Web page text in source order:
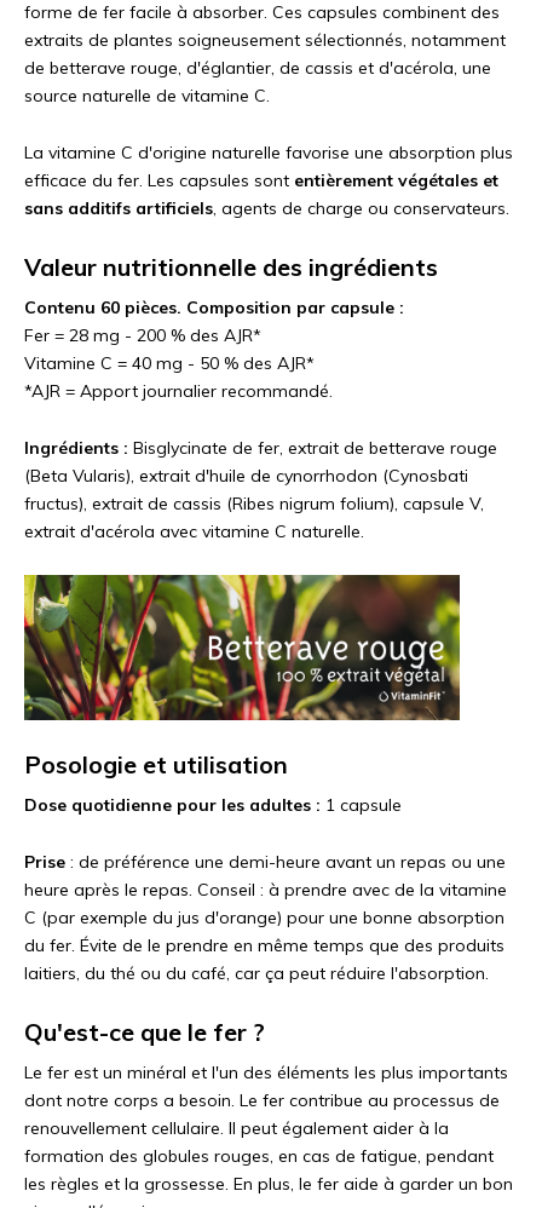
forme de fer facile à absorber. Ces capsules combinent des
extraits de plantes soigneusement sélectionnés, notamment
de betterave rouge, d'églantier, de cassis et d'acérola, une
source naturelle de vitamine C.
La vitamine C d'origine naturelle favorise une absorption plus
efficace du fer. Les capsules sont entièrement végétales et
sans additifs artificiels, agents de charge ou conservateurs.
Valeur nutritionnelle des ingrédients
Contenu 60 pièces. Composition par capsule :
Fer = 28 mg - 200 % des AJR*
Vitamine C = 40 mg - 50 % des AJR*
*AJR = Apport journalier recommandé.
Ingrédients : Bisglycinate de fer, extrait de betterave rouge
(Beta Vularis), extrait d'huile de cynorrhodon (Cynosbati
fructus), extrait de cassis (Ribes nigrum folium), capsule V,
extrait d'acérola avec vitamine C naturelle.
Posologie et utilisation
Dose quotidienne pour les adultes : 1 capsule
Prise : de préférence une demi-heure avant un repas ou une
heure après le repas. Conseil : à prendre avec de la vitamine
C (par exemple du jus d'orange) pour une bonne absorption
du fer. Évite de le prendre en même temps que des produits
laitiers, du thé ou du café, car ça peut réduire l'absorption.
Qu'est-ce que le fer ?
Le fer est un minéral et l'un des éléments les plus importants
dont notre corps a besoin. Le fer contribue au processus de
renouvellement cellulaire. Il peut également aider à la
formation des globules rouges, en cas de fatigue, pendant
les règles et la grossesse. En plus, le fer aide à garder un bon